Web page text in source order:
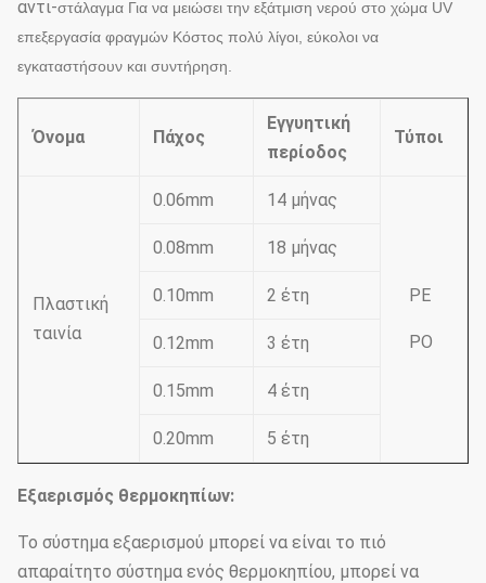
αντι-στάλαγμα Για να μειώσει την εξάτμιση νερού στο χώμα UV
επεξεργασία φραγμών Κόστος πολύ λίγοι, εύκολοι να
εγκαταστήσουν και συντήρηση.
Όνομα Πάχος
Εγγυητική
περίοδος
Τύποι
Πλαστική
ταινία
0.06mm 14 μήνας
PE
PO
0.08mm 18 μήνας
0.10mm 2 έτη
0.12mm 3 έτη
0.15mm 4 έτη
0.20mm 5 έτη
Εξαερισμός θερμοκηπίων:
Το σύστημα εξαερισμού μπορεί να είναι το πιό
απαραίτητο σύστημα ενός θερμοκηπίου, μπορεί να